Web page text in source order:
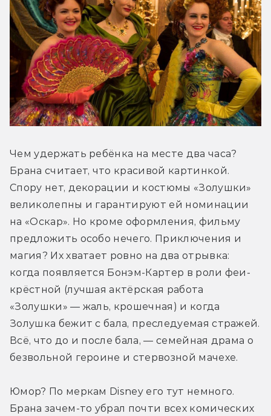
Чем удержать ребёнка на месте два часа?
Брана считает, что красивой картинкой.
Спору нет, декорации и костюмы «Золушки»
великолепны и гарантируют ей номинации
на «Оскар». Но кроме оформления, фильму
предложить особо нечего. Приключения и
магия? Их хватает ровно на два отрывка:
когда появляется Бонэм-Картер в роли феи-
крёстной (лучшая актёрская работа
«Золушки» — жаль, крошечная) и когда
Золушка бежит с бала, преследуемая стражей.
Всё, что до и после бала, — семейная драма о
безвольной героине и стервозной мачехе.
Юмор? По меркам Disney его тут немного.
Брана зачем-то убрал почти всех комических